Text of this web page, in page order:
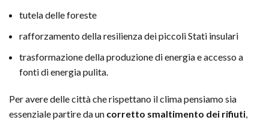
tutela delle foreste
rafforzamento della resilienza dei piccoli Stati insulari
trasformazione della produzione di energia e accesso a
fonti di energia pulita.
Per avere delle città che rispettano il clima pensiamo sia
essenziale partire da un corretto smaltimento dei rifiuti,